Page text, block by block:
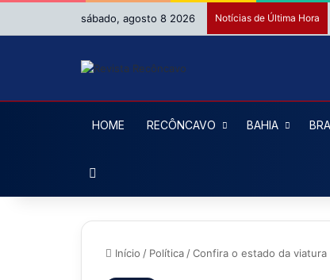
sábado, agosto 8 2026 Notícias de Última Hora
HOME RECÔNCAVO BAHIA
Início / Política / Confira o estado da